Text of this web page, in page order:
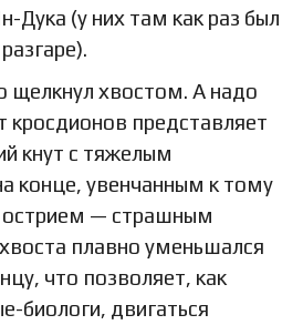
Дука (у них там как раз был
щелкнул хвостом. А надо
кросдионов представляет
кнут с тяжелым
конце, увенчанным к тому
— страшным
плавно уменьшался
что позволяет, как
биологи, двигаться